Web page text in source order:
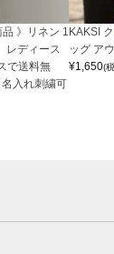
品 》リネン 1
ディース
で送料無
入れ刺繍可
KAKSI
ッグ ア
¥1,650(